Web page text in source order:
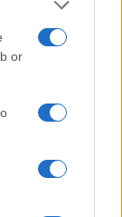
or
privata̶…
due furgoni